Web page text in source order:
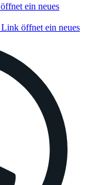
ein neues
öffnet ein neues